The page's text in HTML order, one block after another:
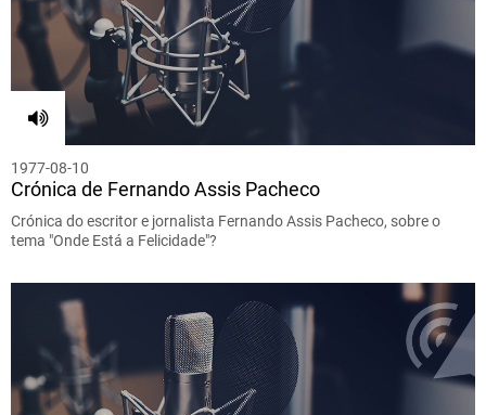
1977-08-10
Crónica de Fernando Assis Pacheco
Crónica do escritor e jornalista Fernando Assis Pacheco, sobre o
tema "Onde Está a Felicidade"?